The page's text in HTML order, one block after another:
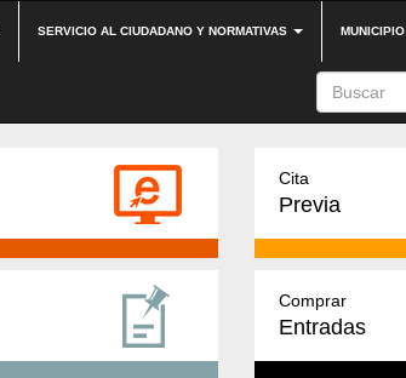
SERVICIO AL CIUDADANO Y NORMATIVAS MUNICIPIO
Cita
Previa
Comprar
Entradas